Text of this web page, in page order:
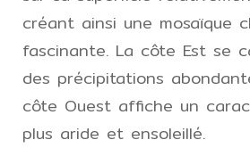
créant ainsi une mosaïque
fascinante. La côte Est se
des précipitations
côte Ouest affiche un
plus aride et ensoleillé.